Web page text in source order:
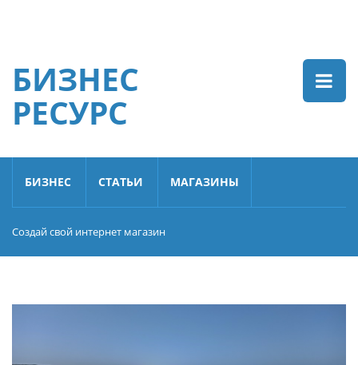
БИЗНЕС
РЕСУРС
БИЗНЕС СТАТЬИ МАГАЗИНЫ
Создай свой интернет магазин